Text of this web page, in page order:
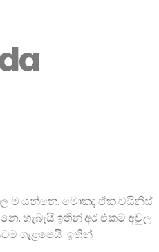
ම යන්නෙ. මොකද ඒක චයිනීස්
හැබැයි ඉතින් අර එකම අවුල
ගැළපෙයි ඉතින්.